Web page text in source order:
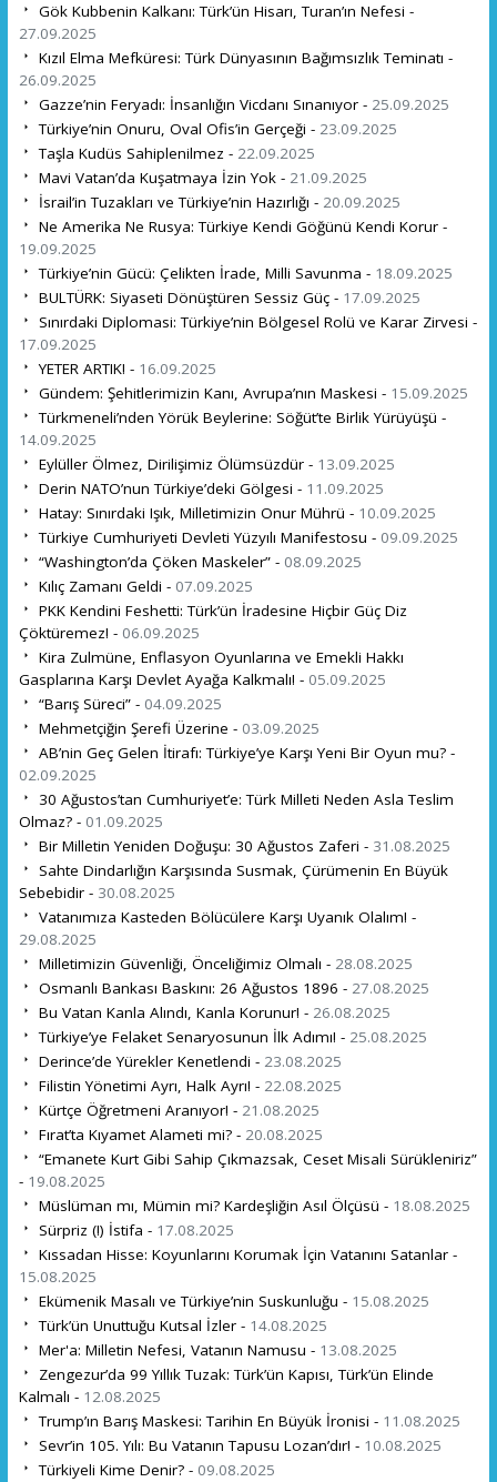
Gök Kubbenin Kalkanı: Türk’ün Hisarı, Turan’ın Nefesi -
27.09.2025
Kızıl Elma Mefküresi: Türk Dünyasının Bağımsızlık Teminatı -
26.09.2025
Gazze’nin Feryadı: İnsanlığın Vicdanı Sınanıyor - 25.09.2025
Türkiye’nin Onuru, Oval Ofis’in Gerçeği - 23.09.2025
Taşla Kudüs Sahiplenilmez - 22.09.2025
Mavi Vatan’da Kuşatmaya İzin Yok - 21.09.2025
İsrail’in Tuzakları ve Türkiye’nin Hazırlığı - 20.09.2025
Ne Amerika Ne Rusya: Türkiye Kendi Göğünü Kendi Korur -
19.09.2025
Türkiye’nin Gücü: Çelikten İrade, Milli Savunma - 18.09.2025
BULTÜRK: Siyaseti Dönüştüren Sessiz Güç - 17.09.2025
Sınırdaki Diplomasi: Türkiye’nin Bölgesel Rolü ve Karar Zirvesi -
17.09.2025
YETER ARTIK! - 16.09.2025
Gündem: Şehitlerimizin Kanı, Avrupa’nın Maskesi - 15.09.2025
Türkmeneli’nden Yörük Beylerine: Söğüt’te Birlik Yürüyüşü -
14.09.2025
Eylüller Ölmez, Dirilişimiz Ölümsüzdür - 13.09.2025
Derin NATO’nun Türkiye’deki Gölgesi - 11.09.2025
Hatay: Sınırdaki Işık, Milletimizin Onur Mührü - 10.09.2025
Türkiye Cumhuriyeti Devleti Yüzyılı Manifestosu - 09.09.2025
“Washington’da Çöken Maskeler” - 08.09.2025
Kılıç Zamanı Geldi - 07.09.2025
PKK Kendini Feshetti: Türk’ün İradesine Hiçbir Güç Diz
Çöktüremez! - 06.09.2025
Kira Zulmüne, Enflasyon Oyunlarına ve Emekli Hakkı
Gasplarına Karşı Devlet Ayağa Kalkmalı! - 05.09.2025
“Barış Süreci” - 04.09.2025
Mehmetçiğin Şerefi Üzerine - 03.09.2025
AB’nin Geç Gelen İtirafı: Türkiye’ye Karşı Yeni Bir Oyun mu? -
02.09.2025
30 Ağustos’tan Cumhuriyet’e: Türk Milleti Neden Asla Teslim
Olmaz? - 01.09.2025
Bir Milletin Yeniden Doğuşu: 30 Ağustos Zaferi - 31.08.2025
Sahte Dindarlığın Karşısında Susmak, Çürümenin En Büyük
Sebebidir - 30.08.2025
Vatanımıza Kasteden Bölücülere Karşı Uyanık Olalım! -
29.08.2025
Milletimizin Güvenliği, Önceliğimiz Olmalı - 28.08.2025
Osmanlı Bankası Baskını: 26 Ağustos 1896 - 27.08.2025
Bu Vatan Kanla Alındı, Kanla Korunur! - 26.08.2025
Türkiye’ye Felaket Senaryosunun İlk Adımı! - 25.08.2025
Derince’de Yürekler Kenetlendi - 23.08.2025
Filistin Yönetimi Ayrı, Halk Ayrı! - 22.08.2025
Kürtçe Öğretmeni Aranıyor! - 21.08.2025
Fırat’ta Kıyamet Alameti mi? - 20.08.2025
“Emanete Kurt Gibi Sahip Çıkmazsak, Ceset Misali Sürükleniriz”
- 19.08.2025
Müslüman mı, Mümin mi? Kardeşliğin Asıl Ölçüsü - 18.08.2025
Sürpriz (!) İstifa - 17.08.2025
Kıssadan Hisse: Koyunlarını Korumak İçin Vatanını Satanlar -
15.08.2025
Ekümenik Masalı ve Türkiye’nin Suskunluğu - 15.08.2025
Türk’ün Unuttuğu Kutsal İzler - 14.08.2025
Mer'a: Milletin Nefesi, Vatanın Namusu - 13.08.2025
Zengezur’da 99 Yıllık Tuzak: Türk’ün Kapısı, Türk’ün Elinde
Kalmalı - 12.08.2025
Trump’ın Barış Maskesi: Tarihin En Büyük İronisi - 11.08.2025
Sevr’in 105. Yılı: Bu Vatanın Tapusu Lozan’dır! - 10.08.2025
Türkiyeli Kime Denir? - 09.08.2025